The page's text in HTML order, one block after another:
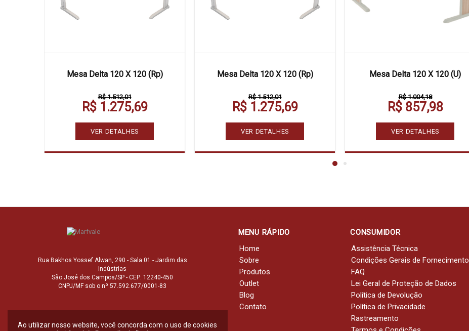
Mesa Delta 120 X 120 (Rp)
R$ 1.512,01
R$ 1.275,69
VER DETALHES
Mesa Delta 120 X 120 (Rp)
R$ 1.512,01
R$ 1.275,69
VER DETALHES
Mesa Delta 120 X 120 (U)
R$ 1.004,18
R$ 857,98
VER DETALHES
Rua Bakhos Yossef Alwan, 290 - Sala 01 - Jardim das
Indústrias
São José dos Campos/SP - CEP: 12240-450
CNPJ/MF sob o nº 57.592.677/0001-83
MENU RÁPIDO
Home
Sobre
Produtos
Outlet
Blog
Contato
CONSUMIDOR
Assistência Técnica
Condições Gerais de Fornecimento
FAQ
Lei Geral de Proteção de Dados
Política de Devolução
Política de Privacidade
Rastreamento
Ao utilizar nosso website, você concorda com o uso de cookies